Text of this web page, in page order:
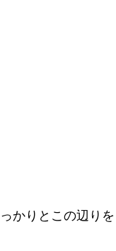
かりとこの辺りを